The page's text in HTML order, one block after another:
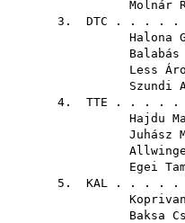
Molnár
3. DTC . . . . .
Halona
Less
Szundi
4. TTE . . . . .
Hajdu
Juhász
Egei
5. KAL . . . . .
Baksa